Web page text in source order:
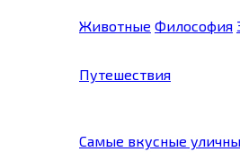
Животные Философия
Путешествия
Самые вкусные